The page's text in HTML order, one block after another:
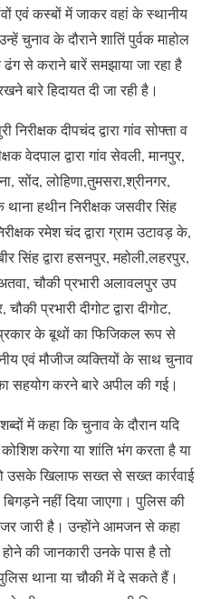
एवं कस्बों में जाकर वहां के स्थानीय
चुनाव के दौराने शातिं पुर्वक माहोल
से कराने बारें समझाया जा रहा है
बारे हिदायत दी जा रही है।
दीपचंद द्वारा गांव सोफ्ता व
वेदपाल द्वारा गांव सेवली, मानपुर,
सोंद, लोहिणा,तुमसरा,श्रीनगर,
हथीन निरीक्षक जसवीर सिंह
रमेश चंद द्वारा ग्राम उटावड़ के,
सिंह द्वारा हसनपुर, महोली,लहरपुर,
चौकी प्रभारी अलावलपुर उप
प्रभारी दीगोट द्वारा दीगोट,
प्रकार के बूथों का फिजिकल रूप से
एवं मौजीज व्यक्तियों के साथ चुनाव
सहयोग करने बारे अपील की गई।
में कहा कि चुनाव के दौरान यदि
करेगा या शांति भंग करता है या
उसके खिलाफ सख्त से सख्त कार्रवाई
नहीं दिया जाएगा। पुलिस की
जारी है। उन्होंने आमजन से कहा
की जानकारी उनके पास है तो
थाना या चौकी में दे सकते हैं।